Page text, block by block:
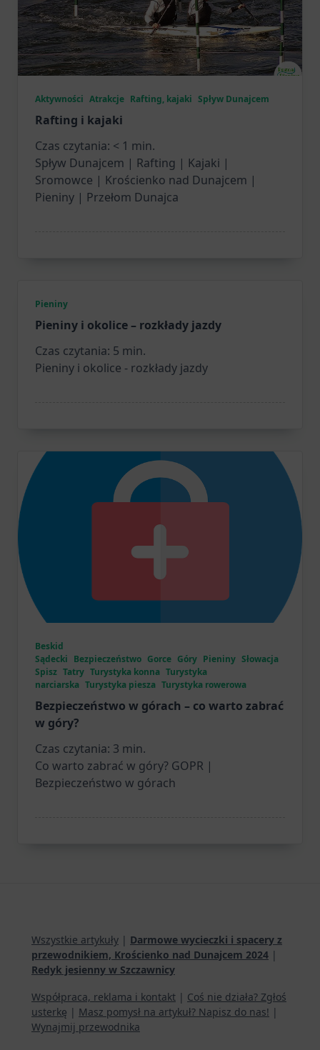
Aktywności Atrakcje Rafting, kajaki Spływ Dunajcem
Rafting i kajaki
Czas czytania: < 1 min.
Spływ Dunajcem | Rafting | Kajaki |
Sromowce | Krościenko nad Dunajcem |
Pieniny | Przełom Dunajca
Pieniny
Pieniny i okolice – rozkłady jazdy
Czas czytania: 5 min.
Pieniny i okolice - rozkłady jazdy
Beskid
Sądecki Bezpieczeństwo Gorce Góry Pieniny Słowacja
Spisz Tatry Turystyka konna Turystyka
narciarska Turystyka piesza Turystyka rowerowa
Bezpieczeństwo w górach – co warto zabrać
w góry?
Czas czytania: 3 min.
Co warto zabrać w góry? GOPR |
Bezpieczeństwo w górach
Wszystkie artykuły | Darmowe wycieczki i spacery z
przewodnikiem, Krościenko nad Dunajcem 2024 |
Redyk jesienny w Szczawnicy
Współpraca, reklama i kontakt | Coś nie działa? Zgłoś
usterkę | Masz pomysł na artykuł? Napisz do nas! |
Wynajmij przewodnika